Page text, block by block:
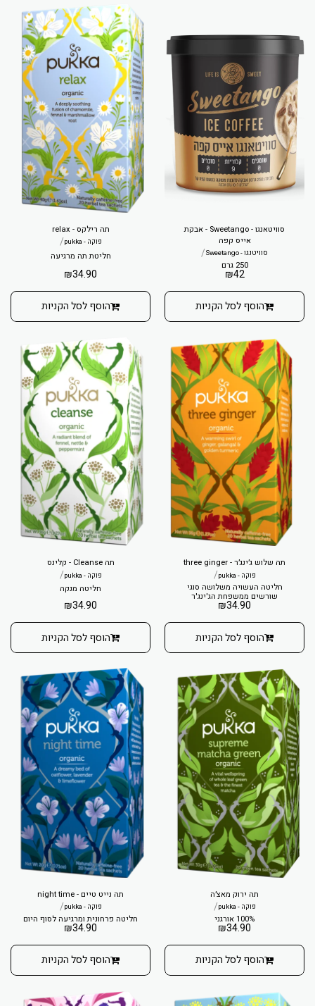
סוויטאנגו - Sweetango - אבקת
אייס קפה
סוויטנגו - Sweetango /
250 גרם
₪42
הוסף לסל הקניות
תה רילקס - relax
פוקה - pukka /
חליטת תה מרגיעה
₪34.90
הוסף לסל הקניות
תה שלוש ג׳ינג׳ר - three ginger
פוקה - pukka /
חליטה העשויה משלושה סוגי
שורשים ממשפחת הג'ינג'ר
₪34.90
הוסף לסל הקניות
תה Cleanse - קלינס
פוקה - pukka /
חליטה מנקה
₪34.90
הוסף לסל הקניות
תה ירוק מאצ׳ה
פוקה - pukka /
100% אורגני
₪34.90
הוסף לסל הקניות
תה נייט טיים - night time
פוקה - pukka /
חליטה פרחונית ומרגיעה לסוף היום
₪34.90
הוסף לסל הקניות